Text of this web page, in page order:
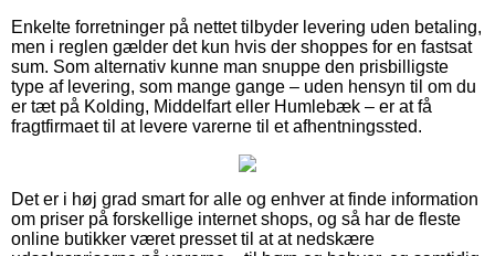
Enkelte forretninger på nettet tilbyder levering uden betaling,
men i reglen gælder det kun hvis der shoppes for en fastsat
sum. Som alternativ kunne man snuppe den prisbilligste
type af levering, som mange gange – uden hensyn til om du
er tæt på Kolding, Middelfart eller Humlebæk – er at få
fragtfirmaet til at levere varerne til et afhentningssted.
Det er i høj grad smart for alle og enhver at finde information
om priser på forskellige internet shops, og så har de fleste
online butikker været presset til at at nedskære